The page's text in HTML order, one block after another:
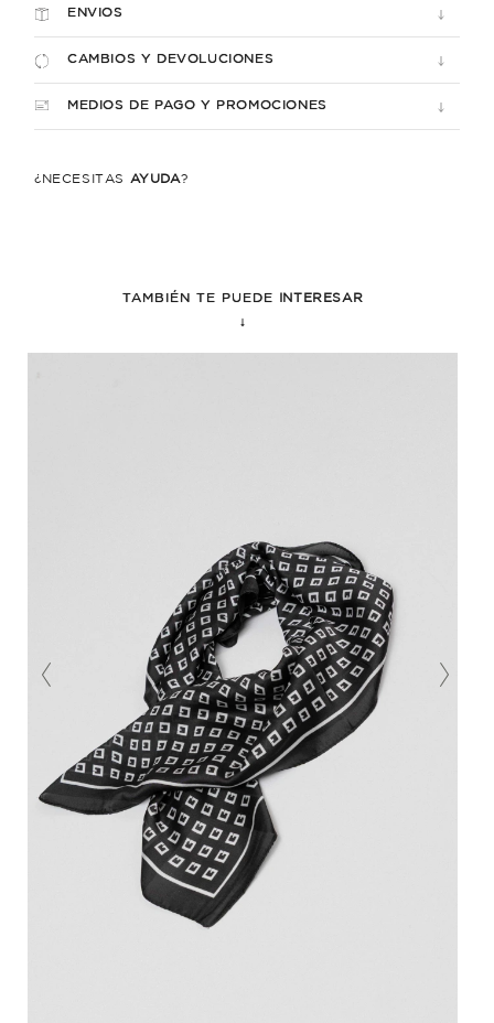
ENVIOS
CAMBIOS Y DEVOLUCIONES
MEDIOS DE PAGO Y PROMOCIONES
¿NECESITÁS AYUDA?
TAMBIÉN TE PUEDE
INTERESAR
↓